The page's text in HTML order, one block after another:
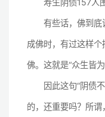
寿生阴债157人
有些话，佛到底
成佛时，有过这样
佛。这就是“众生皆为
因此这句“阴债不
的，还重要吗？所谓